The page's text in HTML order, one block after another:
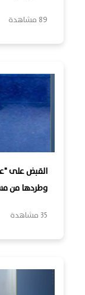
89 مشاهدة
القبض على
وطردها من
35 مشاهدة